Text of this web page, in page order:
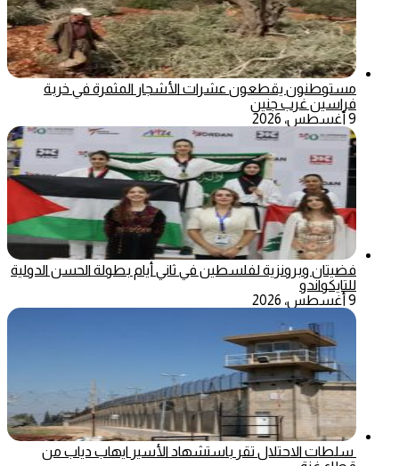
مستوطنون يقطعون عشرات الأشجار المثمرة في خربة
فراسين غرب جنين
9 أغسطس، 2026
فضيتان وبرونزية لفلسطين في ثاني أيام بطولة الحسن الدولية
للتايكواندو
9 أغسطس، 2026
سلطات الاحتلال تقر باستشهاد الأسير ايهاب دياب من